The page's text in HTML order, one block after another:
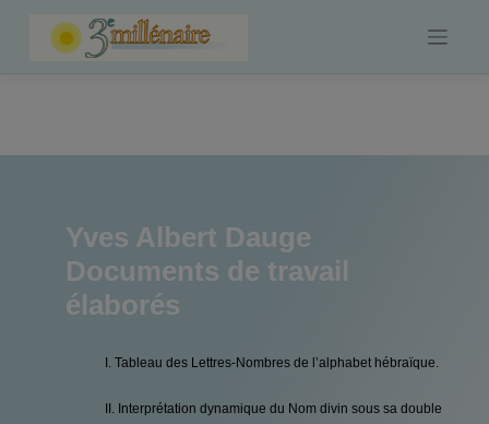
Yves Albert Dauge
Documents de travail
élaborés
I. Tableau des Lettres-Nombres de l’alphabet hébraïque.
II. Interprétation dynamique du Nom divin sous sa double